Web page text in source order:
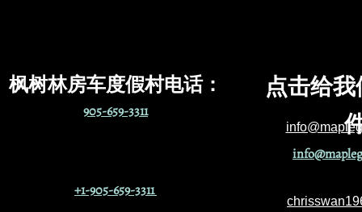
枫树林房车度假村电话：
905-659-3311
+1-905-659-3311
点击给